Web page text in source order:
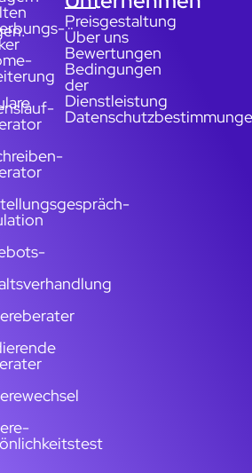
Preisgestaltung
Über uns
Bewertungen
Bedingungen
der
Dienstleistung